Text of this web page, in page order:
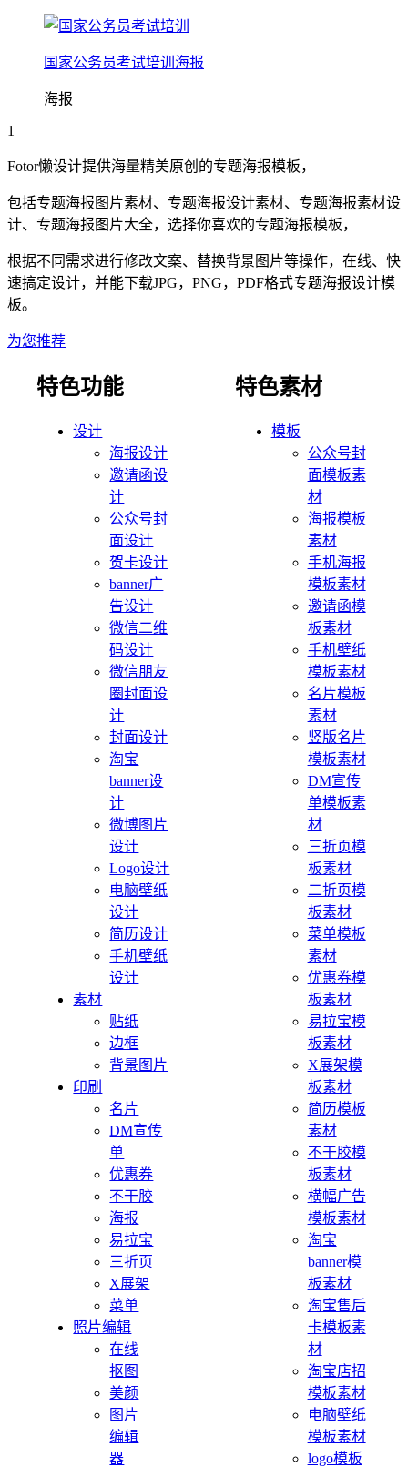
国家公务员考试培训海报
海报
1
Fotor懒设计提供海量精美原创的专题海报模板，
包括专题海报 图片素材、 专题海报设计素材、 专题海报素材设
计、 专题海报 图片大全，选择你喜欢的专题海报模板，
根据不同需求进行修改文案、替换背景图片等操作，在线、快
速搞定设计，并能下载JPG，PNG，PDF格式专题海报设计模
板。
为您推荐
特色功能
设计
海报设计
邀请函设
计
公众号封
面设计
贺卡设计
banner广
告设计
微信二维
码设计
微信朋友
圈封面设
计
封面设计
淘宝
banner设
计
微博图片
设计
Logo设计
电脑壁纸
设计
简历设计
手机壁纸
设计
素材
贴纸
边框
背景图片
印刷
名片
DM宣传
单
优惠券
不干胶
海报
易拉宝
三折页
X展架
菜单
照片编辑
在线
抠图
美颜
图片
编辑
器
特色素材
模板
公众号封
面模板素
材
海报模板
素材
手机海报
模板素材
邀请函模
板素材
手机壁纸
模板素材
名片模板
素材
竖版名片
模板素材
DM宣传
单模板素
材
三折页模
板素材
二折页模
板素材
菜单模板
素材
优惠券模
板素材
易拉宝模
板素材
X展架模
板素材
简历模板
素材
不干胶模
板素材
横幅广告
模板素材
淘宝
banner模
板素材
淘宝售后
卡模板素
材
淘宝店招
模板素材
电脑壁纸
模板素材
logo模板